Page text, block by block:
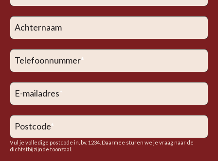
Achternaam
Telefoonnummer*
E-mailadres*
Postcode*
Vul je volledige postcode in, bv. 1234. Daarmee sturen we je vraag naar de
dichtstbijzijnde toonzaal.